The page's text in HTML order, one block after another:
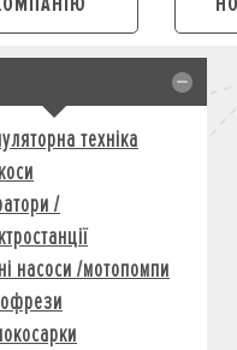
техніка
/
насоси /мотопомпи